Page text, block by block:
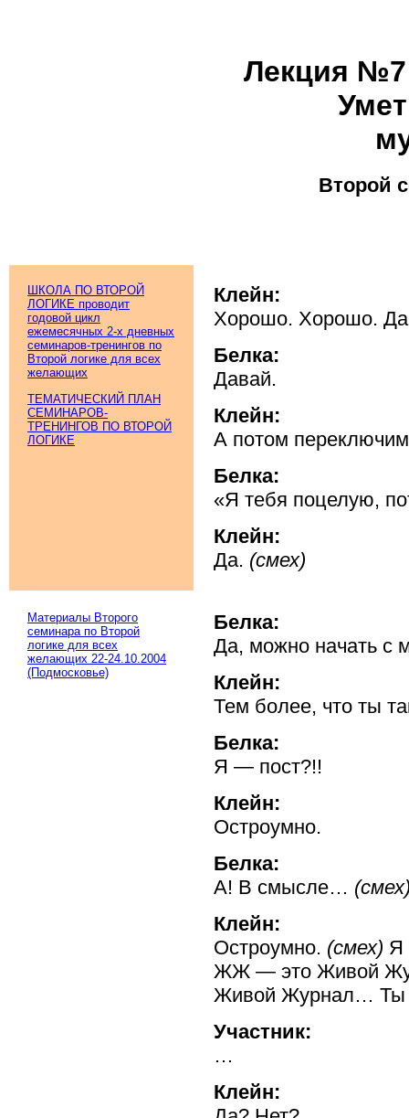
Лекция
Второй
ШКОЛА ПО ВТОРОЙ
ЛОГИКЕ проводит
годовой цикл
ежемесячных 2-х дневных
семинаров-тренингов по
Второй логике для всех
желающих
ТЕМАТИЧЕСКИЙ ПЛАН
СЕМИНАРОВ-
ТРЕНИНГОВ ПО ВТОРОЙ
ЛОГИКЕ
Клейн:
Хорошо. Хорошо.
Белка:
Давай.
Клейн:
А потом
Белка:
«Я тебя поцелую,
Клейн:
Да. (смех)
Материалы Второго
семинара по Второй
логике для всех
желающих 22-24.10.2004
(Подмосковье)
Белка:
Да, можно начать с
Клейн:
Тем более, что ты
Белка:
Я — пост?!!
Клейн:
Остроумно.
Белка:
А! В смысле…
Клейн:
Остроумно. (смех) Я
ЖЖ — это Живой
Живой Журнал… Ты
Участник:
…
Клейн: